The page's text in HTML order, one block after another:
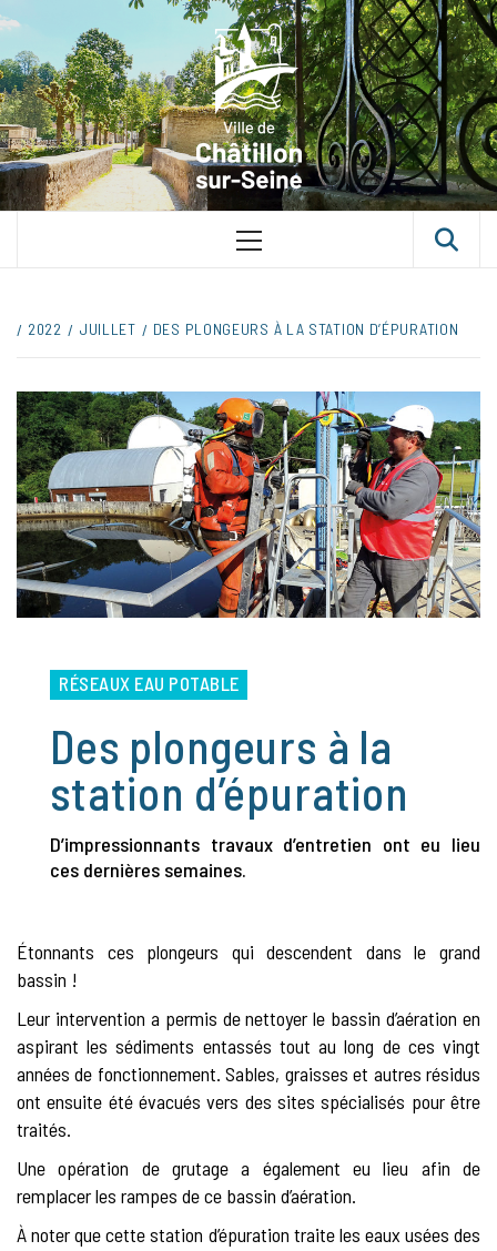
to
content
VILLE
SUR-SEINE
UNE VILLE DANS UN PARC
Primary
2022 JUILLET DES PLONGEURS À LA STATION D’ÉPURATION
RÉSEAUX EAU POTABLE
Des plongeurs à la
station d’épuration
D’impressionnants travaux d’entretien ont eu lieu
ces dernières semaines.
Étonnants ces plongeurs qui descendent dans le grand
bassin !
Leur intervention a permis de nettoyer le bassin d’aération en
aspirant les sédiments entassés tout au long de ces vingt
années de fonctionnement. Sables, graisses et autres résidus
ont ensuite été évacués vers des sites spécialisés pour être
traités.
Une opération de grutage a également eu lieu afin de
remplacer les rampes de ce bassin d’aération.
À noter que cette station d’épuration traite les eaux usées des